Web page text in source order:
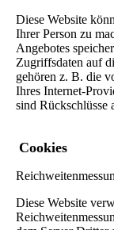
Diese Website
Ihrer Person zu
Angebotes
Zugriffsdaten auf
gehören z. B. die
Ihres Internet-
sind Rückschlüsse
Cookies
Diese Website